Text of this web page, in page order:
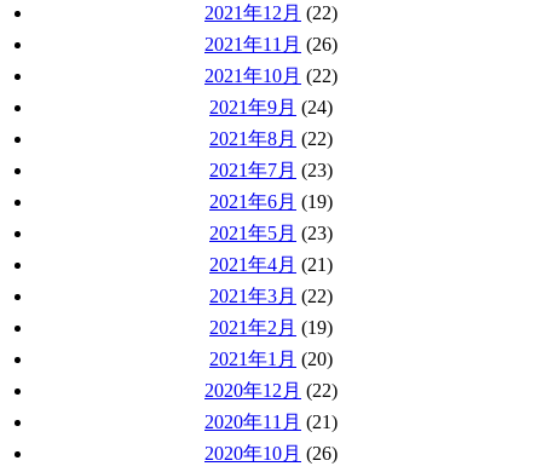
2021年12月 (22)
2021年11月 (26)
2021年10月 (22)
2021年9月 (24)
2021年8月 (22)
2021年7月 (23)
2021年6月 (19)
2021年5月 (23)
2021年4月 (21)
2021年3月 (22)
2021年2月 (19)
2021年1月 (20)
2020年12月 (22)
2020年11月 (21)
2020年10月 (26)